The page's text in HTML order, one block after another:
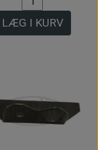
LÆG I KURV